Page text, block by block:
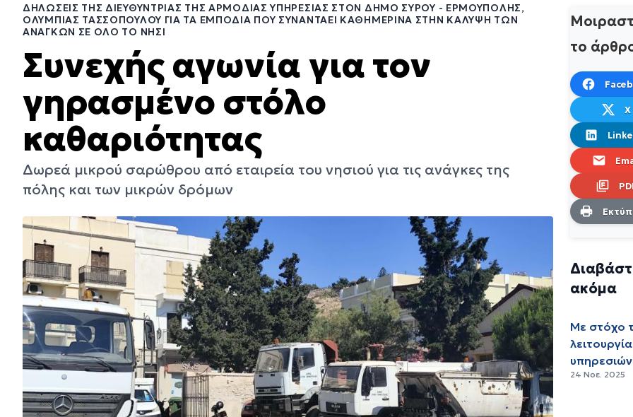
ΔΗΛΏΣΕΙΣ ΤΗΣ ΔΙΕΥΘΎΝΤΡΙΑΣ ΤΗΣ ΑΡΜΌΔΙΑΣ ΥΠΗΡΕΣΊΑΣ ΣΤΟΝ ΔΉΜΟ ΣΎΡΟΥ - ΕΡΜΟΎΠΟΛΗΣ,
ΟΛΥΜΠΊΑΣ ΤΑΣΣΟΠΟΎΛΟΥ ΓΙΑ ΤΑ ΕΜΠΌΔΙΑ ΠΟΥ ΣΥΝΑΝΤΆΕΙ ΚΑΘΗΜΕΡΙΝΆ ΣΤΗΝ ΚΆΛΥΨΗ ΤΩΝ
ΑΝΑΓΚΏΝ ΣΕ ΌΛΟ ΤΟ ΝΗΣΊ
Συνεχής αγωνία για τον
γηρασμένο στόλο
καθαριότητας
Δωρεά μικρού σαρώθρου από εταιρεία του νησιού για τις ανάγκες της
πόλης και των μικρών δρόμων
το
X
ακόμα
Με στόχο
υπηρεσιών
24 Νοε. 2025